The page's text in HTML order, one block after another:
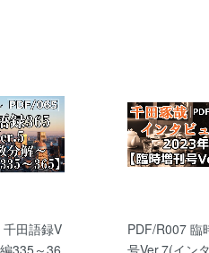
田語録V
335～36
PDF/R007 臨
号Ver.7(イン